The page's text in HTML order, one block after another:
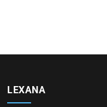
LEXANA